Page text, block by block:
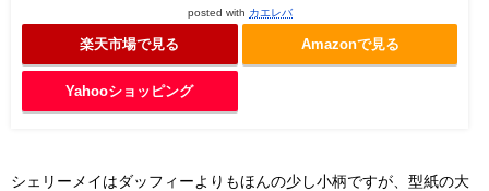
posted with カエレバ
楽天市場で見る Amazonで見る
Yahooショッピング
シェリーメイはダッフィーよりもほんの少し小柄ですが、型紙の大